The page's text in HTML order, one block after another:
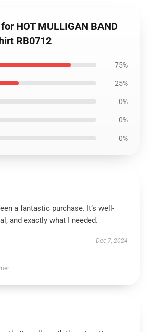
HOT MULLIGAN BAND
RB0712
75%
25%
0%
0%
0%
a fantastic purchase. It’s well-
and exactly what I needed.
Dec 7, 2024